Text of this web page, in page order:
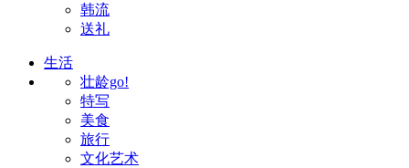
韩流
送礼
生活
壮龄go!
特写
美食
旅行
文化艺术